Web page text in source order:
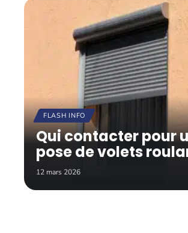
FLASH INFO
Qui contacter pour
pose de volets
12 mars 2026